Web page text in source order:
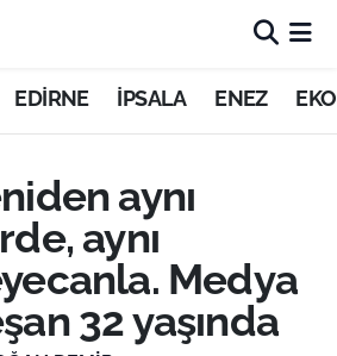
EDİRNE İPSALA ENEZ
aynı
aynı
Medya
32 yaşında